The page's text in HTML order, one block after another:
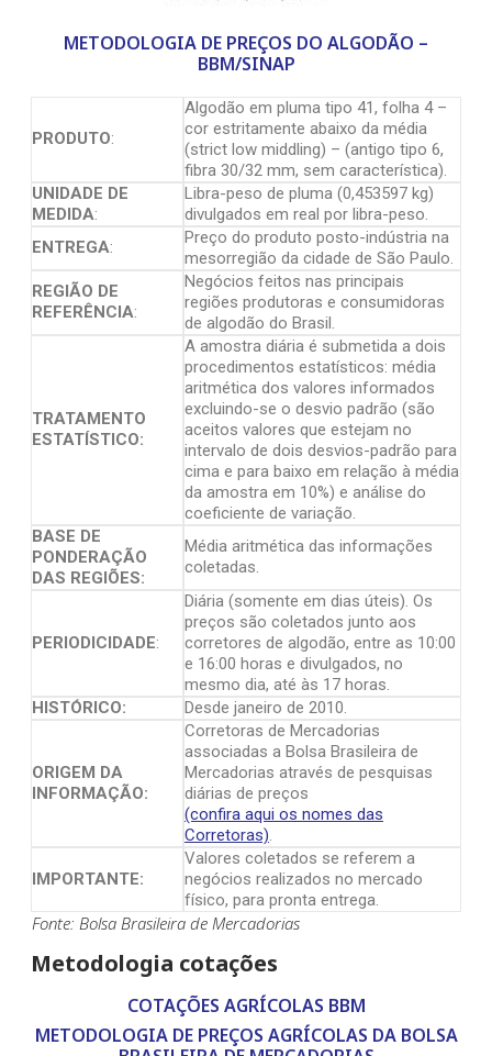
METODOLOGIA DE PREÇOS DO ALGODÃO –
BBM/SINAP
PRODUTO:
Algodão em pluma tipo 41, folha 4 –
cor estritamente abaixo da média
(strict low middling) – (antigo tipo 6,
fibra 30/32 mm, sem característica).
UNIDADE DE
MEDIDA:
Libra-peso de pluma (0,453597 kg)
divulgados em real por libra-peso.
ENTREGA:
Preço do produto posto-indústria na
mesorregião da cidade de São Paulo.
REGIÃO DE
REFERÊNCIA:
Negócios feitos nas principais
regiões produtoras e consumidoras
de algodão do Brasil.
TRATAMENTO
ESTATÍSTICO:
A amostra diária é submetida a dois
procedimentos estatísticos: média
aritmética dos valores informados
excluindo-se o desvio padrão (são
aceitos valores que estejam no
intervalo de dois desvios-padrão para
cima e para baixo em relação à média
da amostra em 10%) e análise do
coeficiente de variação.
BASE DE
PONDERAÇÃO
DAS REGIÕES:
Média aritmética das informações
coletadas.
PERIODICIDADE:
Diária (somente em dias úteis). Os
preços são coletados junto aos
corretores de algodão, entre as 10:00
e 16:00 horas e divulgados, no
mesmo dia, até às 17 horas.
HISTÓRICO:
Desde janeiro de 2010.
ORIGEM DA
INFORMAÇÃO:
Corretoras de Mercadorias
associadas a Bolsa Brasileira de
Mercadorias através de pesquisas
diárias de preços
(confira aqui os nomes das
Corretoras).
IMPORTANTE:
Valores coletados se referem a
negócios realizados no mercado
físico, para pronta entrega.
Fonte: Bolsa Brasileira de Mercadorias
Metodologia cotações
COTAÇÕES AGRÍCOLAS BBM
METODOLOGIA DE PREÇOS AGRÍCOLAS DA BOLSA